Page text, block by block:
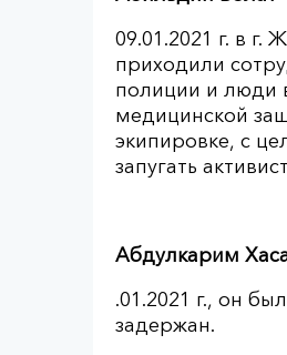
09.01.2021 г. в г.
приходили
полиции и люди
медицинской
экипировке, с
запугать
Абдулкарим
.01.2021 г., он был
задержан.